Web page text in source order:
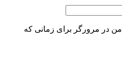
من در مرورگر برای زمانی که